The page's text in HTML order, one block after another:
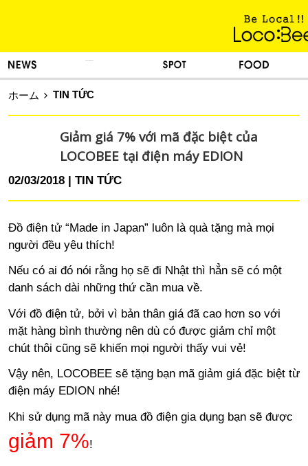
ホーム TIN TỨC
Giảm giá 7% với mã đặc biệt của
LOCOBEE tại điện máy EDION
02/03/2018 TIN TỨC
Đồ điện tử “Made in Japan” luôn là quà tặng mà mọi
người đều yêu thích!
Nếu có ai đó nói rằng họ sẽ đi Nhật thì hẳn sẽ có một
danh sách dài những thứ cần mua về.
Với đồ điện tử, bởi vì bản thân giá đã cao hơn so với
mặt hàng bình thường nên dù có được giảm chỉ một
chút thôi cũng sẽ khiến mọi người thấy vui vẻ!
Vậy nên, LOCOBEE sẽ tặng bạn mã giảm giá đặc biệt từ
điện máy EDION nhé!
Khi sử dụng mã này mua đồ điện gia dụng bạn sẽ được
giảm 7%!